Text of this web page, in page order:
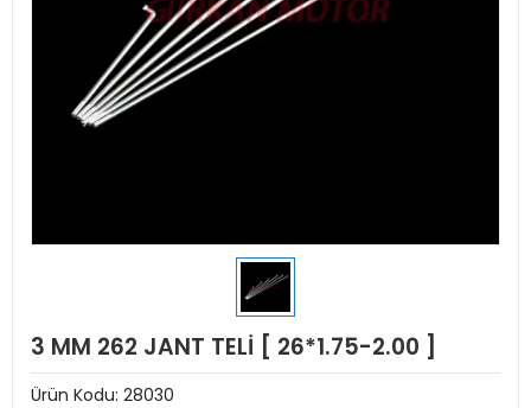
3 MM 262 JANT TELİ [ 26*1.75-2.00 ]
Ürün Kodu: 28030